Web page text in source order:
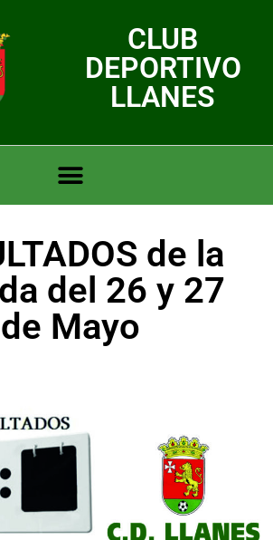
CLUB
DEPORTIVO
LLANES
de la
del 26 y 27
de Mayo